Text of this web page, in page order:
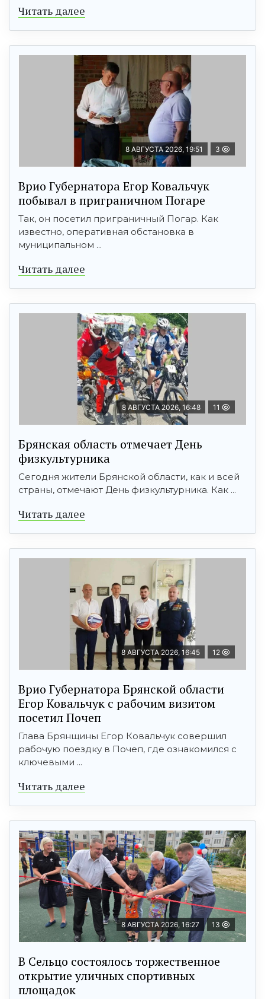
Читать далее
8 АВГУСТА 2026, 19:51 3
Врио Губернатора Егор Ковальчук
побывал в приграничном Погаре
Так, он посетил приграничный Погар. Как
известно, оперативная обстановка в
муниципальном ...
Читать далее
8 АВГУСТА 2026, 16:48 11
Брянская область отмечает День
физкультурника
Сегодня жители Брянской области, как и всей
страны, отмечают День физкультурника. Как ...
Читать далее
8 АВГУСТА 2026, 16:45 12
Врио Губернатора Брянской области
Егор Ковальчук с рабочим визитом
посетил Почеп
Глава Брянщины Егор Ковальчук совершил
рабочую поездку в Почеп, где ознакомился с
ключевыми ...
Читать далее
8 АВГУСТА 2026, 16:27 13
В Сельцо состоялось торжественное
открытие уличных спортивных
площадок